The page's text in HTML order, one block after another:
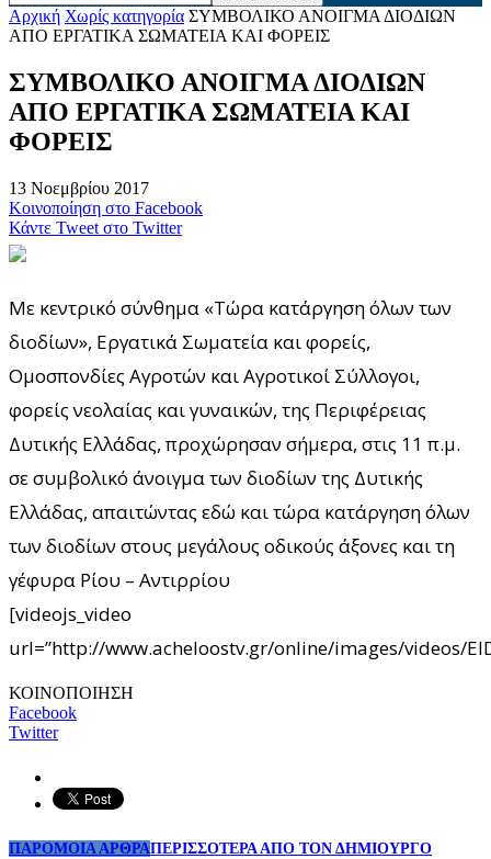
Αρχική Χωρίς κατηγορία ΣΥΜΒΟΛΙΚΟ ΑΝΟΙΓΜΑ ΔΙΟΔΙΩΝ
AΠΟ ΕΡΓΑΤΙΚΑ ΣΩΜΑΤΕΙΑ ΚΑΙ ΦΟΡΕΙΣ
ΣΥΜΒΟΛΙΚΟ ΑΝΟΙΓΜΑ ΔΙΟΔΙΩΝ
AΠΟ ΕΡΓΑΤΙΚΑ ΣΩΜΑΤΕΙΑ ΚΑΙ
ΦΟΡΕΙΣ
13 Νοεμβρίου 2017
Κοινοποίηση στο Facebook
Κάντε Tweet στο Twitter
Με κεντρικό σύνθημα «Τώρα κατάργηση όλων των
διοδίων», Εργατικά Σωματεία και φορείς,
Ομοσπονδίες Αγροτών και Αγροτικοί Σύλλογοι,
φορείς νεολαίας και γυναικών, της Περιφέρειας
Δυτικής Ελλάδας, προχώρησαν σήμερα, στις 11 π.μ.
σε συμβολικό άνοιγμα των διοδίων της Δυτικής
Ελλάδας, απαιτώντας εδώ και τώρα κατάργηση όλων
των διοδίων στους μεγάλους οδικούς άξονες και τη
γέφυρα Ρίου – Αντιρρίου
[videojs_video
url=”http://www.acheloostv.gr/online/images/videos/
ΚΟΙΝΟΠΟΙΗΣΗ
Facebook
Twitter
ΠΑΡΟΜΟΙΑ ΑΡΘΡΑΠΕΡΙΣΣΟΤΕΡΑ ΑΠΟ ΤΟΝ ΔΗΜΙΟΥΡΓΟ